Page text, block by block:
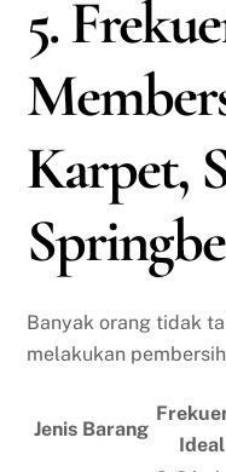
5.
Karpet,
Banyak orang tidak
melakukan
Jenis Barang
Ideal